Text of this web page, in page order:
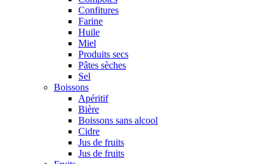
Confitures
Farine
Huile
Miel
Produits secs
Pâtes sèches
Sel
Boissons
Apéritif
Bière
Boissons sans alcool
Cidre
Jus de fruits
Jus de fruits